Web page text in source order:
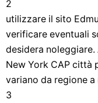
2
utilizzare il sito
verificare eventuali
desidera
New York CAP città
variano da regione a
3